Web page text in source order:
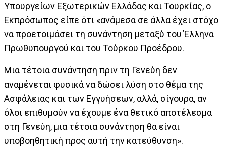
Υπουργείων Εξωτερικών Ελλάδας και Τουρκίας, ο
Εκπρόσωπος είπε ότι «ανάμεσα σε άλλα έχει στόχο
να προετοιμάσει τη συνάντηση μεταξύ του Έλληνα
Πρωθυπουργού και του Τούρκου Προέδρου.
Μια τέτοια συνάντηση πριν τη Γενεύη δεν
αναμένεται φυσικά να δώσει λύση στο θέμα της
Ασφάλειας και των Εγγυήσεων, αλλά, σίγουρα, αν
όλοι επιθυμούν να έχουμε ένα θετικό αποτέλεσμα
στη Γενεύη, μια τέτοια συνάντηση θα είναι
υποβοηθητική προς αυτή την κατεύθυνση».